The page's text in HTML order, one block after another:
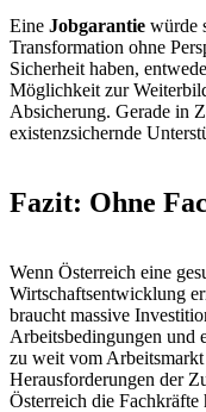
Eine Jobgarantie würde
Transformation ohne
Sicherheit haben,
Möglichkeit zur
Absicherung. Gerade in
existenzsichernde
Fazit: Ohne
Wenn Österreich eine
Wirtschaftsentwicklung
braucht massive
Arbeitsbedingungen und
zu weit vom
Herausforderungen der
Österreich die Fachkräfte